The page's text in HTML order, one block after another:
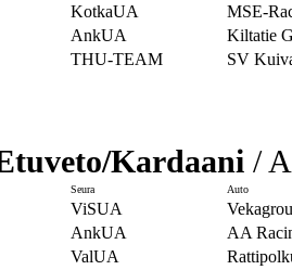
KotkaUA MSE-
AnkUA Kiltatie
THU-TEAM SV
Kardaani /
Seura
Auto
ViSUA
AnkUA AA
ValUA